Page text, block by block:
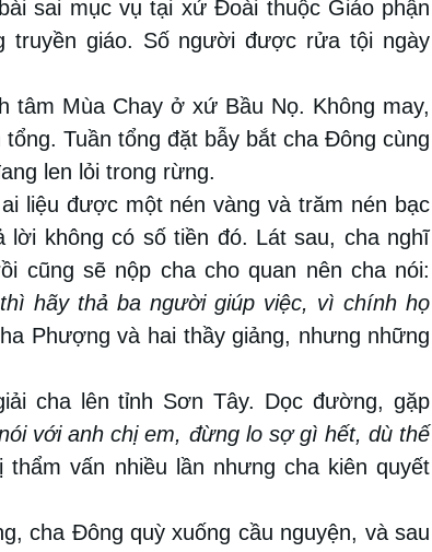
sai mục vụ tại xứ Đoài thuộc Giáo phận
truyền giáo. Số người được rửa tội ngày
tâm Mùa Chay ở xứ Bầu Nọ. Không may,
Tuần tổng đặt bẫy bắt cha Đông cùng
len lỏi trong rừng.
liệu được một nén vàng và trăm nén bạc
không có số tiền đó. Lát sau, cha nghĩ
cũng sẽ nộp cha cho quan nên cha nói:
hãy thả ba người giúp việc, vì chính họ
Phượng và hai thầy giảng, nhưng những
cha lên tỉnh Sơn Tây. Dọc đường, gặp
với anh chị em, đừng lo sợ gì hết, dù thế
thẩm vấn nhiều lần nhưng cha kiên quyết
cha Đông quỳ xuống cầu nguyện, và sau